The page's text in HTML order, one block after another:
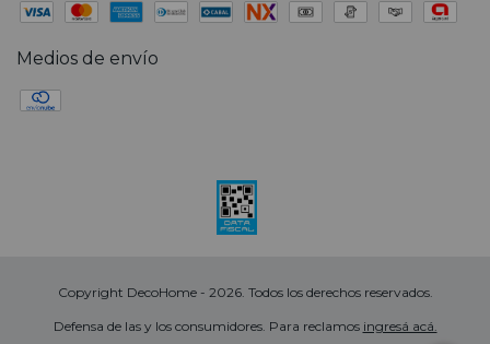
Medios de envío
Copyright DecoHome - 2026. Todos los derechos reservados.
Defensa de las y los consumidores. Para reclamos ingresá acá.